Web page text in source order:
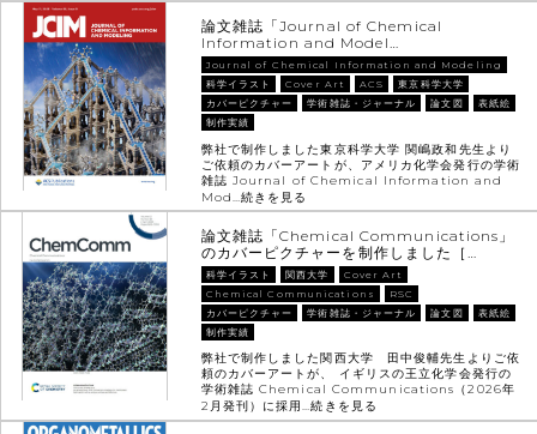
論文雑誌「Journal of Chemical
Information and Model…
Journal of Chemical Information and Modeling
科学イラスト
Cover Art ACS
東京科学大学
カバーピクチャー
学術雑誌・ジャーナル 論文図
表紙絵
制作実績
弊社で制作しました東京科学大学 関嶋政和先生より
ご依頼のカバーアートが、アメリカ化学会発行の学術
雑誌 Journal of Chemical Information and
Mod…続きを見る
論文雑誌「Chemical Communications」
のカバーピクチャーを制作しました［…
科学イラスト 関西大学
Cover Art
Chemical Communications
RSC
カバーピクチャー
学術雑誌・ジャーナル 論文図
表紙絵
制作実績
弊社で制作しました関西大学 田中俊輔先生よりご依
頼のカバーアートが、 イギリスの王立化学会発行の
学術雑誌 Chemical Communications（2026年
2月発刊）に採用…続きを見る